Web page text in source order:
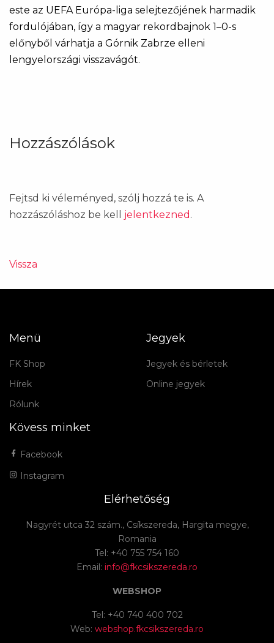
este az UEFA Európa-liga selejtezőjének harmadik
fordulójában, így a magyar rekordbajnok 1–0-s
előnyből várhatja a Górnik Zabrze elleni
lengyelországi visszavágót.
Hozzászólások
Fejtsd ki véleményed, szólj hozzá te is. A
hozzászóláshoz be kell jelentkezned .
Vissza
Menü
FK Shop
Hírek
Rólunk
Jegyek
Jegyek és bérletek
Online jegyek
Kövess minket
Facebook
Instagram
Elérhetőség
Nagyrét utca 32 szám., Csíkszereda, Hargita megye,
Romania
Tel: +40 755 754 160
Email: info@fkcsikszereda.ro
WEBSHOP
Tel: +40 740 400 702
Web: webshop.fkcsikszereda.ro